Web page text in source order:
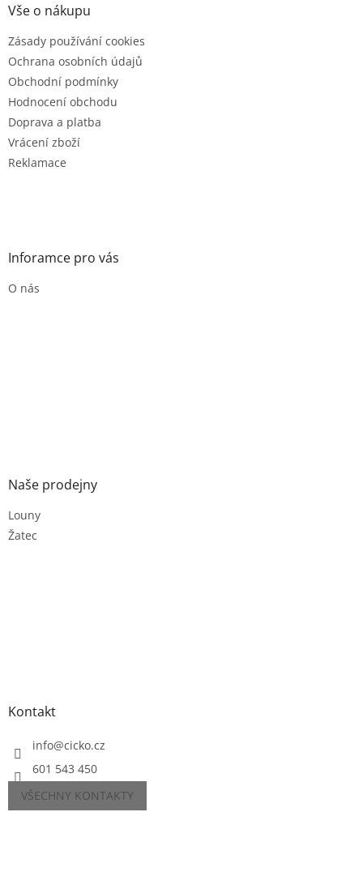
Vše o nákupu
Zásady používání cookies
Ochrana osobních údajů
Obchodní podmínky
Hodnocení obchodu
Doprava a platba
Vrácení zboží
Reklamace
Inforamce pro vás
O nás
Naše prodejny
Louny
Žatec
Kontakt
info@cicko.cz
601 543 450
VŠECHNY KONTAKTY